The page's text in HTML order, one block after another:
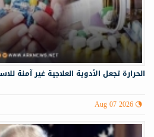
الحرارة تجعل الأدوية العلاجية غير آمنة
Aug 07 2026